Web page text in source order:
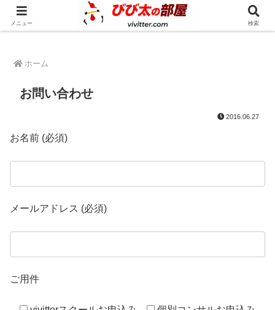
人生の奇跡を一緒に起こしてみませんか？
ホーム
お問い合わせ
2016.06.27
お名前 (必須)
メールアドレス (必須)
ご用件
メニュー 検索